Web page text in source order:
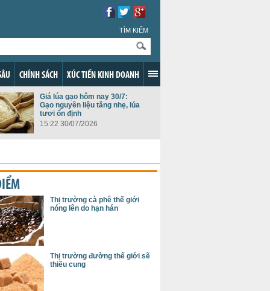
TÌM KIẾM
CHÍNH SÁCH XÚC TIẾN KINH DOANH
Giá lúa gạo hôm nay 30/7:
Gạo nguyên liệu tăng nhẹ, lúa
tươi ổn định
15:22 30/07/2026
Thị trường cà phê thế giới
nóng lên do hạn hán
Thị trường đường thế giới sẽ
thiếu cung